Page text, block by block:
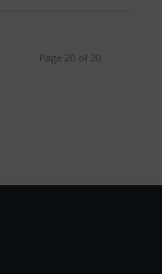
Page 20 of 20